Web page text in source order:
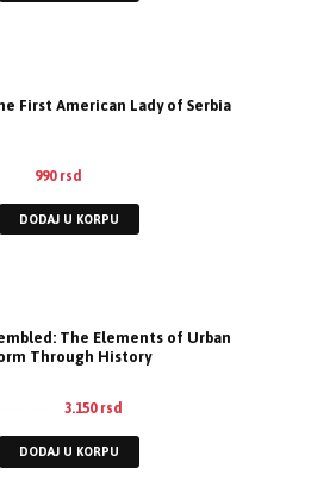
First American Lady of Serbia
990 rsd
DODAJ U KORPU
The Elements of Urban
Through History
3.150 rsd
DODAJ U KORPU